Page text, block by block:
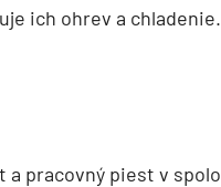
ich ohrev a chladenie.
a pracovný piest v